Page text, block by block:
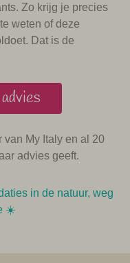
Zo krijg je precies
weten of deze
Dat is de
van My Italy en al 20
advies geeft.
in de natuur, weg
☀️️